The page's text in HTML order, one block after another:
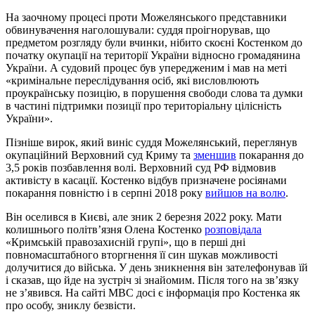
На заочному процесі проти Можелянського представники
обвинувачення наголошували: суддя проігнорував, що
предметом розгляду були вчинки, нібито скоєні Костенком до
початку окупації на території України відносно громадянина
України. А судовий процес був упередженим і мав на меті
«кримінальне переслідування осіб, які висловлюють
проукраїнську позицію, в порушення свободи слова та думки
в частині підтримки позиції про територіальну цілісність
України».
Пізніше вирок, який виніс суддя Можелянський, переглянув
окупаційний Верховний суд Криму та зменшив покарання до
3,5 років позбавлення волі. Верховний суд РФ відмовив
активісту в касації. Костенко відбув призначене росіянами
покарання повністю і в серпні 2018 року вийшов на волю.
Він оселився в Києві, але зник 2 березня 2022 року. Мати
колишнього політвʼязня Олена Костенко розповідала
«Кримській правозахисній групі», що в перші дні
повномасштабного вторгнення її син шукав можливості
долучитися до війська. У день зникнення він зателефонував їй
і сказав, що йде на зустріч зі знайомим. Після того на звʼязку
не зʼявився. На сайті МВС досі є інформація про Костенка як
про особу, зниклу безвісти.